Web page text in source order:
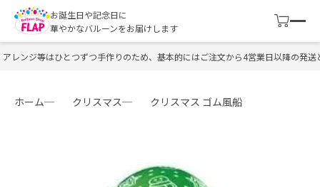
お誕生日や記念日に
華やかなバルーンをお届けします
レンジ等はひとつずつ手作りのため、基本的にはご注文から4営業日以降の発送
ホーム クリスマス クリスマス ゴム風船